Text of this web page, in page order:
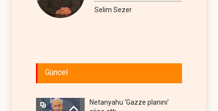
Selim Sezer
Güncel
Netanyahu ‘Gazze planını’